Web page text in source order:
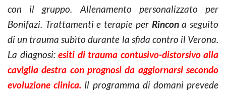
con il gruppo. Allenamento personalizzato per
Bonifazi. Trattamenti e terapie per Rincona seguito
di un trauma subìto durante la sfida contro il Verona.
La diagnosi: esiti di trauma contusivo-distorsivo alla
caviglia destra con prognosi da aggiornarsi secondo
evoluzione clinica. Il programma di domani prevede